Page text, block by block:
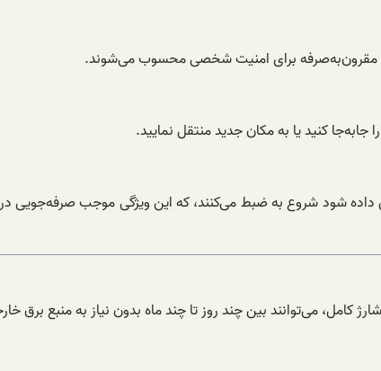
مقرون‌به‌صرفه برای امنیت شخصی محسوب می‌شوند.
کنید یا به مکان جدید منتقل نمایید.
شود شروع به ضبط می‌کنند، که این ویژگی موجب صرفه‌جویی
کامل، می‌توانند بین چند روز تا چند ماه بدون نیاز به منبع برق